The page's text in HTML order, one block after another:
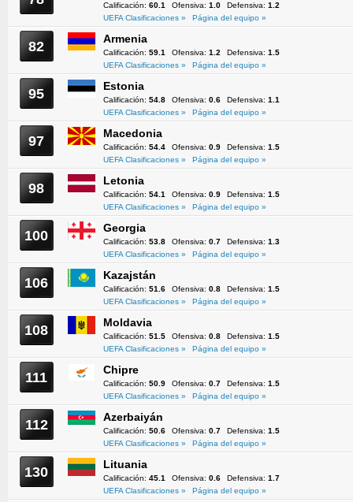
Calificación: 60.1 Ofensiva: 1.0 Defensiva: 1.2
UEFA Clasificaciones »
Página del equipo »
82 Armenia
Calificación: 59.1 Ofensiva: 1.2 Defensiva: 1.5
UEFA Clasificaciones »
Página del equipo »
95 Estonia
Calificación: 54.8 Ofensiva: 0.6 Defensiva: 1.1
UEFA Clasificaciones »
Página del equipo »
97 Macedonia
Calificación: 54.4 Ofensiva: 0.9 Defensiva: 1.5
UEFA Clasificaciones »
Página del equipo »
98 Letonia
Calificación: 54.1 Ofensiva: 0.9 Defensiva: 1.5
UEFA Clasificaciones »
Página del equipo »
100 Georgia
Calificación: 53.8 Ofensiva: 0.7 Defensiva: 1.3
UEFA Clasificaciones »
Página del equipo »
106 Kazajstán
Calificación: 51.6 Ofensiva: 0.8 Defensiva: 1.5
UEFA Clasificaciones »
Página del equipo »
108 Moldavia
Calificación: 51.5 Ofensiva: 0.8 Defensiva: 1.5
UEFA Clasificaciones »
Página del equipo »
111 Chipre
Calificación: 50.9 Ofensiva: 0.7 Defensiva: 1.5
UEFA Clasificaciones »
Página del equipo »
112 Azerbaiyán
Calificación: 50.6 Ofensiva: 0.7 Defensiva: 1.5
UEFA Clasificaciones »
Página del equipo »
130 Lituania
Calificación: 45.1 Ofensiva: 0.6 Defensiva: 1.7
UEFA Clasificaciones »
Página del equipo »